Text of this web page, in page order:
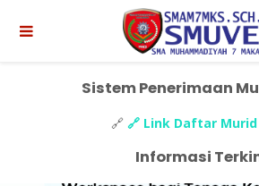
Sistem Penerimaan
🔗 🔗 Link Daftar
Informasi